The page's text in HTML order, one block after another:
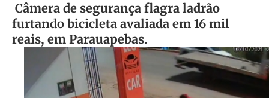
Câmera de segurança flagra ladrão
furtando bicicleta avaliada em 16 mil
reais, em Parauapebas.